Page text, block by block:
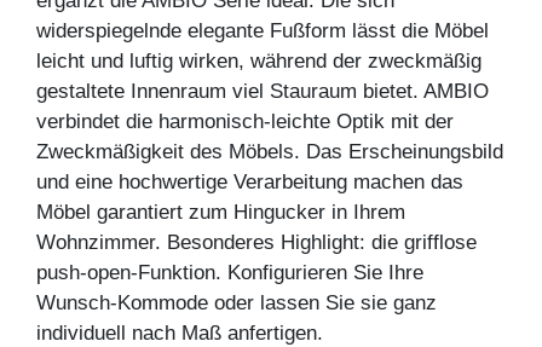
widerspiegelnde elegante Fußform lässt die Möbel
leicht und luftig wirken, während der zweckmäßig
gestaltete Innenraum viel Stauraum bietet. AMBIO
verbindet die harmonisch-leichte Optik mit der
Zweckmäßigkeit des Möbels. Das Erscheinungsbild
und eine hochwertige Verarbeitung machen das
Möbel garantiert zum Hingucker in Ihrem
Wohnzimmer. Besonderes Highlight: die grifflose
push-open-Funktion. Konfigurieren Sie Ihre
Wunsch-Kommode oder lassen Sie sie ganz
individuell nach Maß anfertigen.